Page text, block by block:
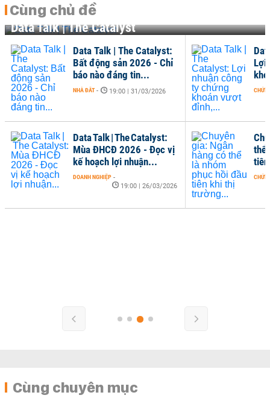
Cùng chủ đề
Data Talk | The Catalyst
thể
Data Talk | The Catalyst:
Bất động sản 2026 - Chỉ
báo nào đáng tin...
NHÀ ĐẤT - 19:00 | 31/03/2026
Data Talk | The Catalyst:
Mùa ĐHCĐ 2026 - Đọc vị
kế hoạch lợi nhuận...
DOANH NGHIỆP -
19:00 | 26/03/2026
Lợi
Cùng chuyên mục